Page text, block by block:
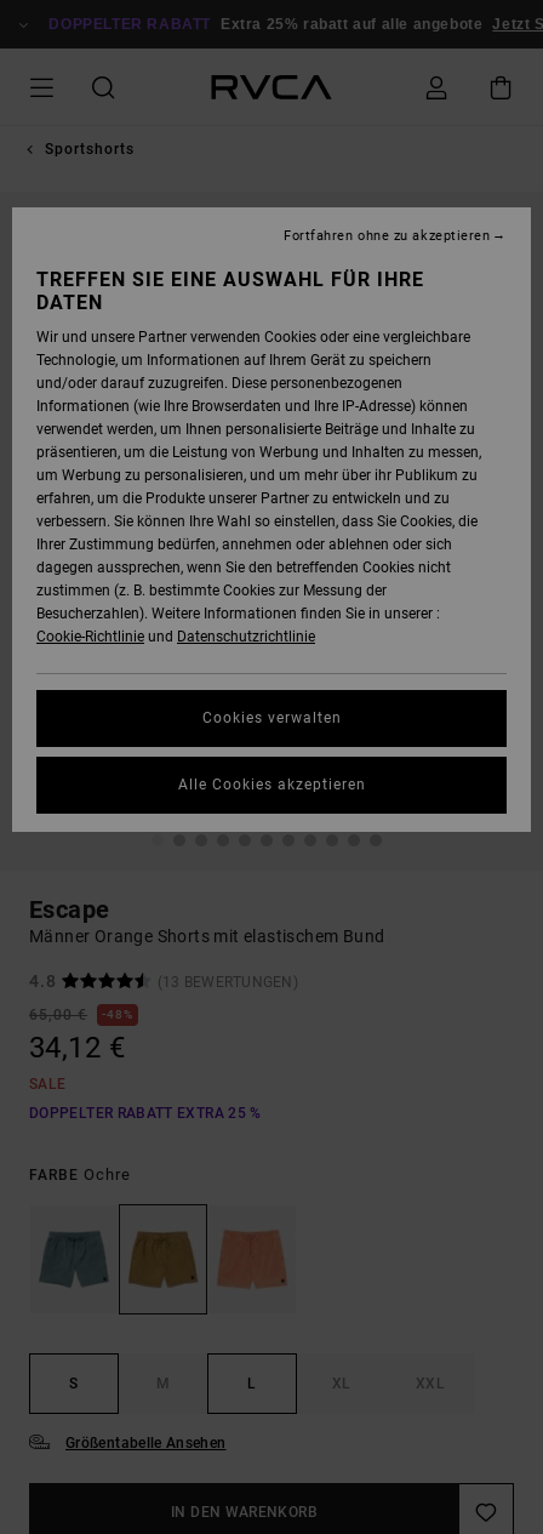
ZUR
DOPPELTER RABATT Extra 25% rabatt auf alle angebote Jetzt
Sportshorts
Escape
Männer Orange Shorts mit elastischem Bund
4.8
(13 BEWERTUNGEN)
65,00 €
48%
34,12 €
SALE
DOPPELTER RABATT EXTRA 25 %
FARBE Ochre
S M L XL XXL
Größentabelle Ansehen
IN DEN WARENKORB
TREFFEN SIE EINE AUSWAHL FÜR IHRE
DATEN
Wir und unsere Partner verwenden Cookies oder eine vergleichbare
Technologie, um Informationen auf Ihrem Gerät zu speichern
und/oder darauf zuzugreifen. Diese personenbezogenen
Informationen (wie Ihre Browserdaten und Ihre IP-Adresse) können
verwendet werden, um Ihnen personalisierte Beiträge und Inhalte zu
präsentieren, um die Leistung von Werbung und Inhalten zu messen,
um Werbung zu personalisieren, und um mehr über ihr Publikum zu
erfahren, um die Produkte unserer Partner zu entwickeln und zu
verbessern. Sie können Ihre Wahl so einstellen, dass Sie Cookies, die
Ihrer Zustimmung bedürfen, annehmen oder ablehnen oder sich
dagegen aussprechen, wenn Sie den betreffenden Cookies nicht
zustimmen (z. B. bestimmte Cookies zur Messung der
Besucherzahlen). Weitere Informationen finden Sie in unserer :
Cookie-Richtlinie und Datenschutzrichtlinie
Cookies verwalten
Fortfahren ohne zu akzeptieren
Alle Cookies akzeptieren